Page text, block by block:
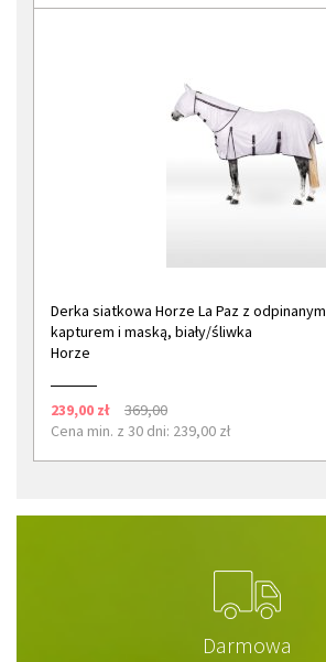
Derka siatkowa Horze La Paz z odpinanym
kapturem i maską, biały/śliwka
Horze
239,00 zł
369,00
Cena min. z 30 dni: 239,00 zł
Darmowa